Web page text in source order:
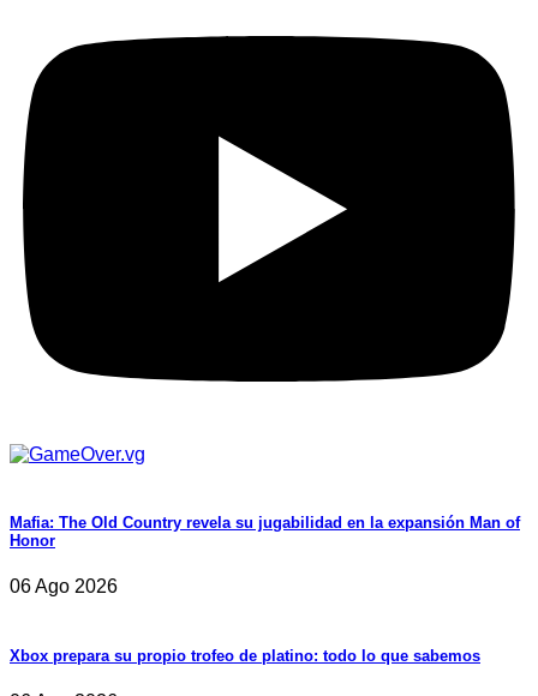
Mafia: The Old Country revela su jugabilidad en la expansión Man of
Honor
06 Ago 2026
Xbox prepara su propio trofeo de platino: todo lo que sabemos